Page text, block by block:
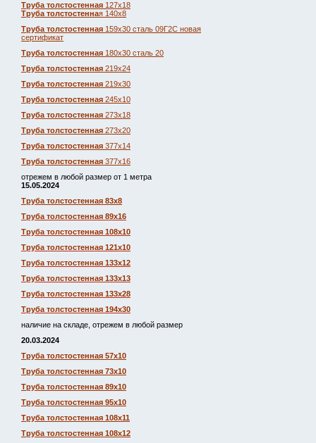
Труба толстостенная 127х18
Труба толстостенная 140х8
Труба толстостенная 159х30 сталь 09Г2С новая
сертификат
Труба толстостенная 180х30 сталь 20
Труба толстостенная 219х24
Труба толстостенная 219х30
Труба толстостенная 245х10
Труба толстостенная 273х18
Труба толстостенная 273х20
Труба толстостенная 377х14
Труба толстостенная 377х16
отрежем в любой размер от 1 метра
15.05.2024
Труба толстостенная 83х8
Труба толстостенная 89х16
Труба толстостенная 108х10
Труба толстостенная 121х10
Труба толстостенная 133х12
Труба толстостенная 133х13
Труба толстостенная 133х28
Труба толстостенная 194х30
наличие на складе, отрежем в любой размер
20.03.2024
Труба толстостенная 57х10
Труба толстостенная 73х10
Труба толстостенная 89х10
Труба толстостенная 95х10
Труба толстостенная 108х11
Труба толстостенная 108х12